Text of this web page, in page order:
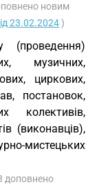
новим
23.02.2024)
(проведення)
музичних,
циркових,
постановок,
колективів,
(виконавців),
мистецьких
доповнено